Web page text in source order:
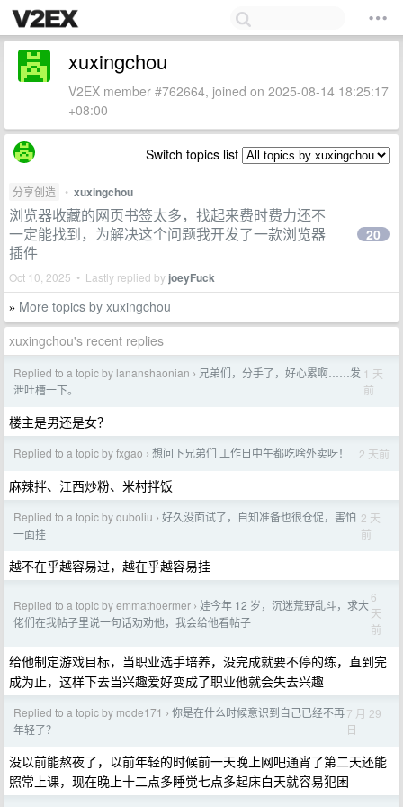
xuxingchou
V2EX member #762664, joined on 2025-08-14 18:25:17
+08:00
Switch topics list
分享创造 • xuxingchou
浏览器收藏的网页书签太多，找起来费时费力还不
一定能找到，为解决这个问题我开发了一款浏览器
插件
Oct 10, 2025 • Lastly replied by joeyFuck
20
» More topics by xuxingchou
xuxingchou's recent replies
Replied to a topic by lananshaonian › 兄弟们，分手了，好心累啊……发
泄吐槽一下。
1 天
前
楼主是男还是女？
Replied to a topic by fxgao › 想问下兄弟们 工作日中午都吃啥外卖呀！ 2 天前
麻辣拌、江西炒粉、米村拌饭
Replied to a topic by quboliu › 好久没面试了，自知准备也很仓促，害怕
一面挂
2 天
前
越不在乎越容易过，越在乎越容易挂
Replied to a topic by emmathoermer › 娃今年 12 岁，沉迷荒野乱斗，求大
佬们在我帖子里说一句话劝劝他，我会给他看帖子
6
天
前
给他制定游戏目标，当职业选手培养，没完成就要不停的练，直到完
成为止，这样下去当兴趣爱好变成了职业他就会失去兴趣
Replied to a topic by mode171 › 你是在什么时候意识到自己已经不再
年轻了？
7 月 29
日
没以前能熬夜了，以前年轻的时候前一天晚上网吧通宵了第二天还能
照常上课，现在晚上十二点多睡觉七点多起床白天就容易犯困